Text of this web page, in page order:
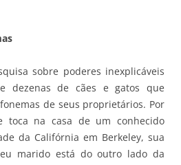
sobre poderes inexplicáveis
dezenas de cães e gatos que
de seus proprietários. Por
toca na casa de um conhecido
da Califórnia em Berkeley, sua
marido está do outro lado da